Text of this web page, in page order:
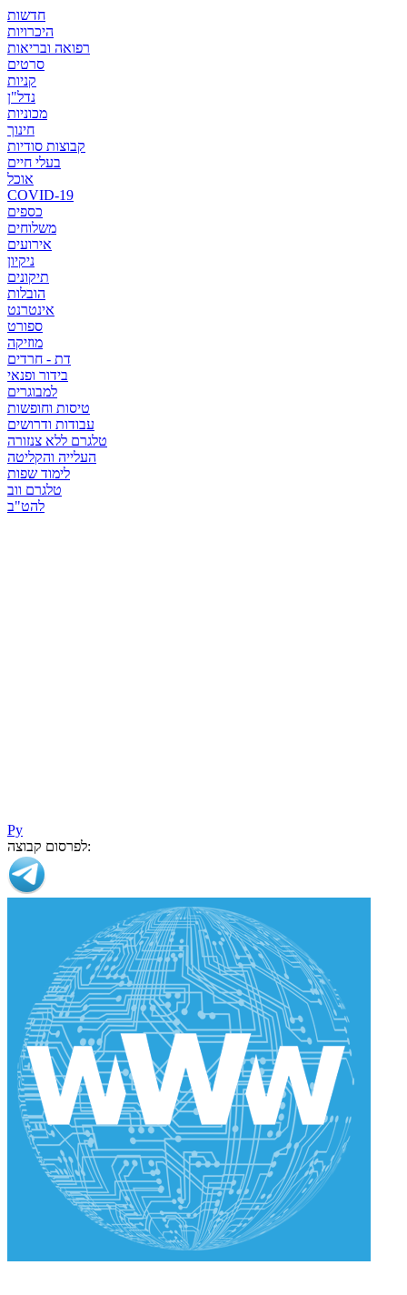
חדשות
היכרויות
רפואה ובריאות
סרטים
קניות
נדל"ן
מכוניות
חינוך
קבוצות סודיות
בעלי חיים
אוכל
COVID-19
כספים
משלוחים
אירועים
ניקיון
תיקונים
הובלות
אינטרנט
ספורט
מוזיקה
דת - חרדים
בידור ופנאי
למבוגרים
טיסות וחופשות
עבודות ודרושים
טלגרם ללא צנזורה
העלייה והקליטה
לימוד שפות
טלגרם ווב
להט"ב
Ру
לפרסום קבוצה: